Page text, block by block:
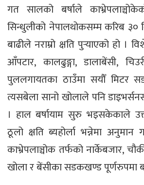
गत सालको बर्षाले
सिन्धुलीको नेपालथोकसम्म करिब ३०
बाढीले नराम्रो क्षति पुर्‍याएको हो ।
आँपटार, कालढुङ्गा, डालाबेंसी,
पुललगायतका ठाउँमा सयौँ मिटर
त्यसबेला सानो खोलाले पनि
। हाल बर्षायाम सुरु भइसकेकाले
ठूलो क्षति ब्यहोर्ला भन्नेमा
काभ्रेपलाञ्चोक तर्फको नार्केबजार,
खोला र बेंसीका सडकखण्ड पूर्णरुपमा